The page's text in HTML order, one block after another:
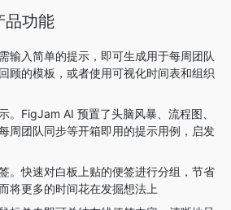
品功能
输入简单的提示，即可生成用于每周团队
顾的模板，或者使用可视化时间表和组织
。FigJam AI 预置了头脑风暴、流程图、
周团队同步等开箱即用的提示用例，启发
。快速对白板上贴的便签进行分组，节省
将更多的时间花在发掘想法上